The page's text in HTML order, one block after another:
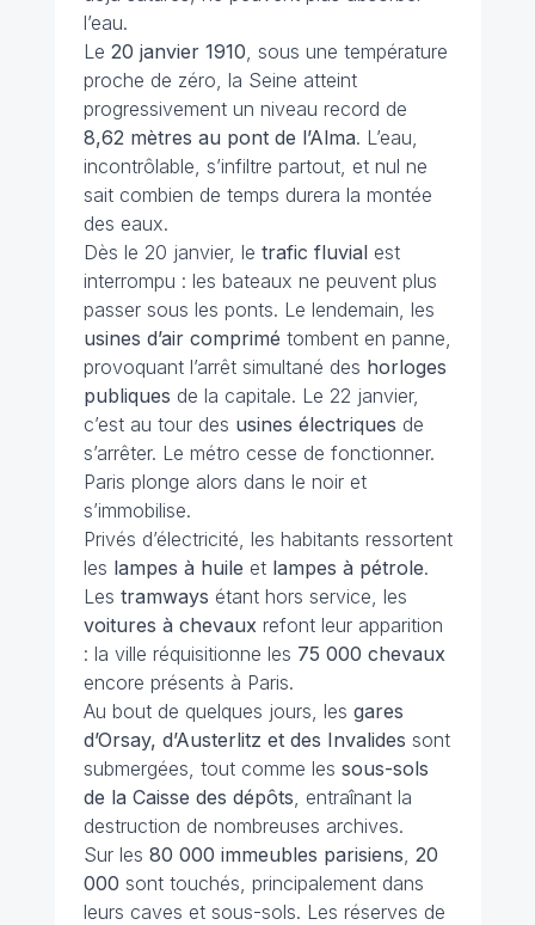
l’eau.
Le 20 janvier 1910, sous une température
proche de zéro, la Seine atteint
progressivement un niveau record de
8,62 mètres au pont de l’Alma. L’eau,
incontrôlable, s’infiltre partout, et nul ne
sait combien de temps durera la montée
des eaux.
Dès le 20 janvier, le trafic fluvialest
interrompu : les bateaux ne peuvent plus
passer sous les ponts. Le lendemain, les
usines d’air comprimé tombent en panne,
provoquant l’arrêt simultané des horloges
publiques de la capitale. Le 22 janvier,
c’est au tour des usines électriques de
s’arrêter. Le métro cesse de fonctionner.
Paris plonge alors dans le noir et
s’immobilise.
Privés d’électricité, les habitants ressortent
les lampes à huile et lampes à pétrole.
Les tramways étant hors service, les
voitures à chevauxrefont leur apparition
: la ville réquisitionne les 75 000 chevaux
encore présents à Paris.
Au bout de quelques jours, les gares
d’Orsay, d’Austerlitz et des Invalides sont
submergées, tout comme les sous-sols
de la Caisse des dépôts, entraînant la
destruction de nombreuses archives.
Sur les 80 000 immeubles parisiens, 20
000 sont touchés, principalement dans
leurs caves et sous-sols. Les réserves de